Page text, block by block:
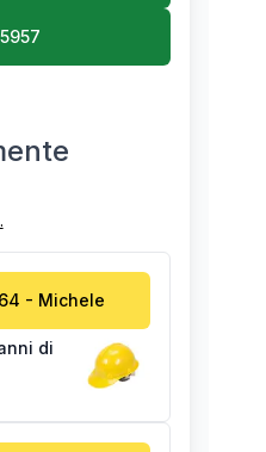
- Michele
di